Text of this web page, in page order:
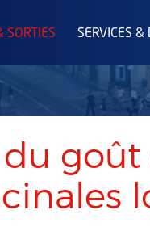
SORTIES SERVICES &
goût